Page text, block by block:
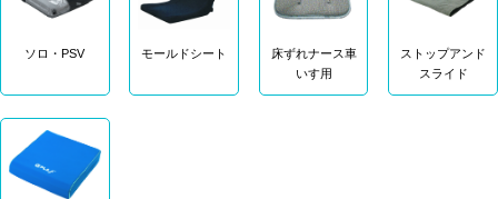
ソロ・PSV モールドシート
床ずれナース車
いす用
ストップアンド
スライド